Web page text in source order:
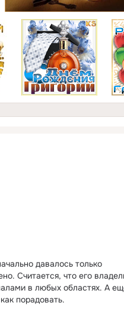
давалось только
Считается, что его
в любых областях. А
порадовать.